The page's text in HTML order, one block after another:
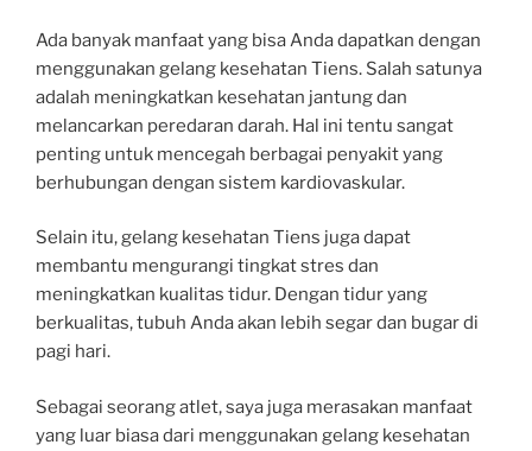
Ada banyak manfaat yang bisa Anda dapatkan dengan
menggunakan gelang kesehatan Tiens. Salah satunya
adalah meningkatkan kesehatan jantung dan
melancarkan peredaran darah. Hal ini tentu sangat
penting untuk mencegah berbagai penyakit yang
berhubungan dengan sistem kardiovaskular.
Selain itu, gelang kesehatan Tiens juga dapat
membantu mengurangi tingkat stres dan
meningkatkan kualitas tidur. Dengan tidur yang
berkualitas, tubuh Anda akan lebih segar dan bugar di
pagi hari.
Sebagai seorang atlet, saya juga merasakan manfaat
yang luar biasa dari menggunakan gelang kesehatan